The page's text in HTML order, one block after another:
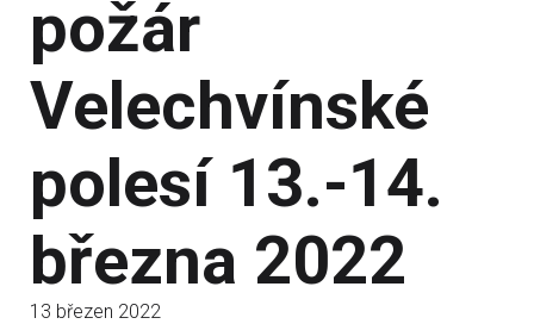
požár
Velechvínské
polesí 13.-14.
března 2022
13 březen 2022